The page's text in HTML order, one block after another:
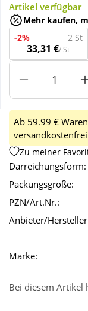
Sport & Fitness
Tierbedarf
Wellness
Artikel verfügbar
Mehr kaufen,
-2%
2 St
33,31 €/ St
Ab 59.99 €
Zu meiner
Darreichungsform:
Packungsgröße:
PZN/Art.Nr.:
Anbieter/
Marke:
Bei diesem Artikel